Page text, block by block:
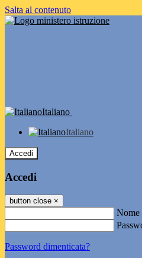
Salta al contenuto
Italiano
Italiano
Accedi
Accedi
button close ×
Nome
Password dimenticata?